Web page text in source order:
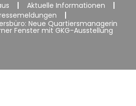
Aktuelle Informationen
Neue Quartiersmanagerin
Fenster mit GKG-Ausstellung